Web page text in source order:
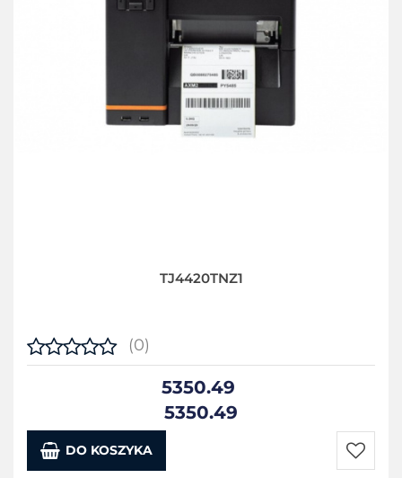
TJ4420TNZ1
(0)
5350.49
5350.49
DO KOSZYKA